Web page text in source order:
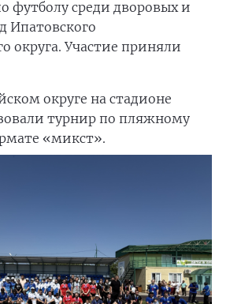
футболу среди дворовых и
Ипатовского
округа. Участие приняли
округе на стадионе
турнир по пляжному
«микст».